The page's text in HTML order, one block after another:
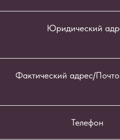
Юридический
Фактический адрес/
Телефон